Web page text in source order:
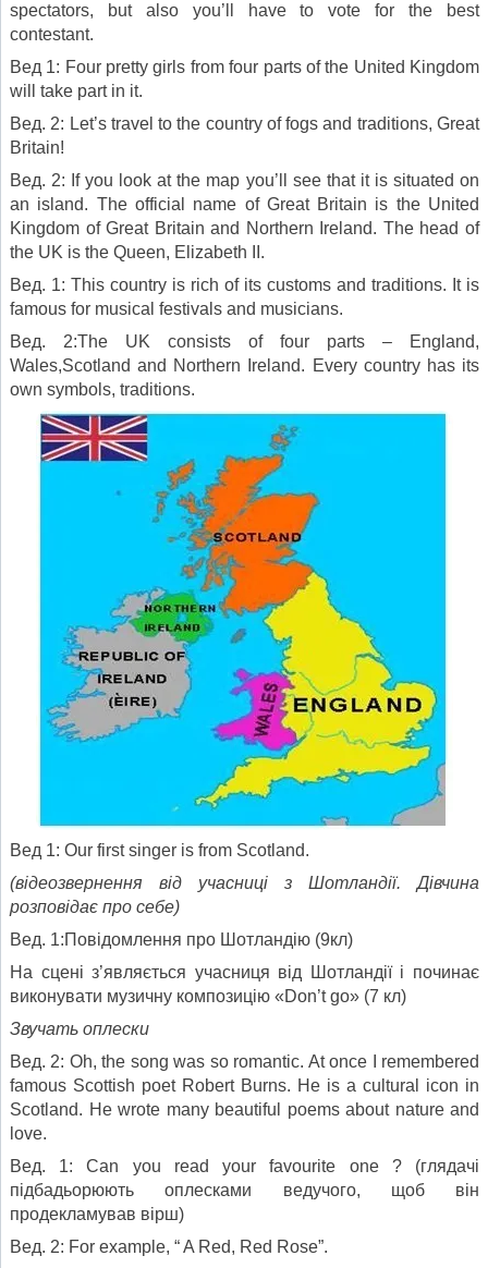
spectators, but also you’ll have to vote for the best
contestant.
Вед 1: Four pretty girls from four parts of the United Kingdom
will take part in it.
Вед. 2: Let’s travel to the country of fogs and traditions, Great
Britain!
Вед. 2: If you look at the map you’ll see that it is situated on
an island. The official name of Great Britain is the United
Kingdom of Great Britain and Northern Ireland. The head of
the UK is the Queen, Elizabeth II.
Вед. 1: This country is rich of its customs and traditions. It is
famous for musical festivals and musicians.
Вед. 2:The UK consists of four parts – England,
Wales,Scotland and Northern Ireland. Every country has its
own symbols, traditions.
Вед 1: Our first singer is from Scotland.
(відеозвернення від учасниці з Шотландії. Дівчина
розповідає про себе)
Вед. 1:Повідомлення про Шотландію (9кл)
На сцені з’являється учасниця від Шотландії і починає
виконувати музичну композицію «Don’t go» (7 кл)
Звучать оплески
Вед. 2: Oh, the song was so romantic. At once I remembered
famous Scottish poet Robert Burns. He is a cultural icon in
Scotland. He wrote many beautiful poems about nature and
love.
Вед. 1: Can you read your favourite one ? (глядачі
підбадьорюють оплесками ведучого, щоб він
продекламував вірш)
Вед. 2: For example, “ A Red, Red Rose”.